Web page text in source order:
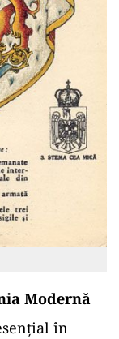
Modernă
în